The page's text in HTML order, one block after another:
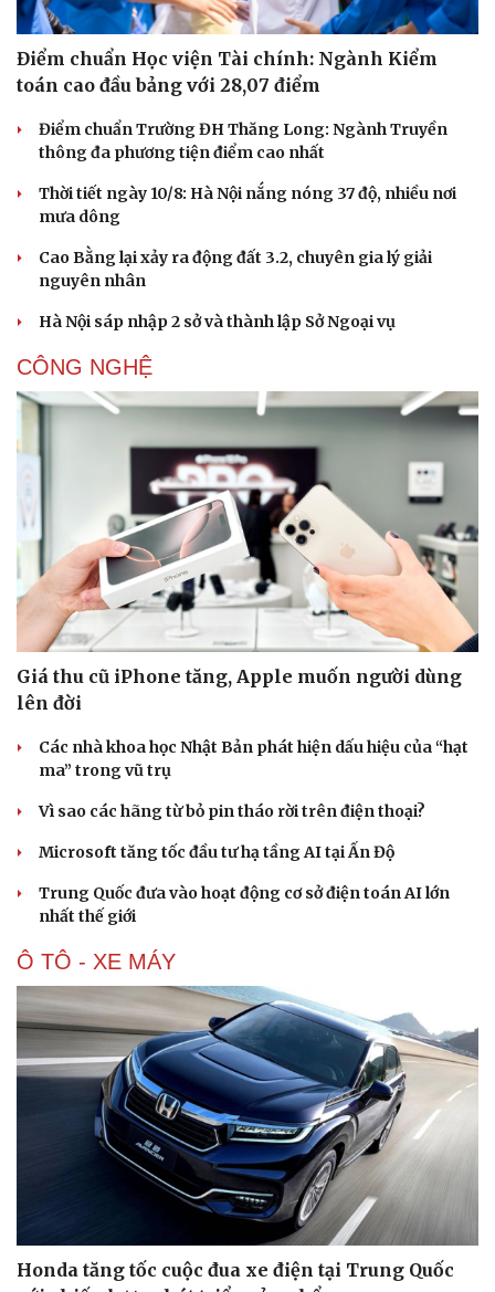
Văn hóa
Sân khấu - Điện ảnh
Văn học
Âm nhạc
Nghệ sĩ
Thời trang
Điểm chuẩn Học viện Tài chính: Ngành Kiểm
toán cao đầu bảng với 28,07 điểm
Điểm chuẩn Trường ĐH Thăng Long: Ngành Truyền
thông đa phương tiện điểm cao nhất
Thời tiết ngày 10/8: Hà Nội nắng nóng 37 độ, nhiều nơi
mưa dông
Cao Bằng lại xảy ra động đất 3.2, chuyên gia lý giải
nguyên nhân
Hà Nội sáp nhập 2 sở và thành lập Sở Ngoại vụ
CÔNG NGHỆ
Giá thu cũ iPhone tăng, Apple muốn người dùng
lên đời
Các nhà khoa học Nhật Bản phát hiện dấu hiệu của “hạt
ma” trong vũ trụ
Vì sao các hãng từ bỏ pin tháo rời trên điện thoại?
Microsoft tăng tốc đầu tư hạ tầng AI tại Ấn Độ
Trung Quốc đưa vào hoạt động cơ sở điện toán AI lớn
nhất thế giới
Ô TÔ - XE MÁY
Honda tăng tốc cuộc đua xe điện tại Trung Quốc